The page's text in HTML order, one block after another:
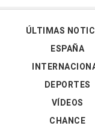
ÚLTIMAS
ESPAÑA
DEPORTES
VÍDEOS
CHANCE